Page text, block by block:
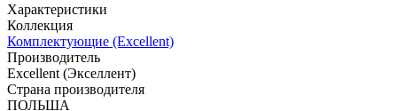
Характеристики
Коллекция
Комплектующие (Excellent)
Производитель
Excellent (Экселлент)
Страна производителя
ПОЛЬША